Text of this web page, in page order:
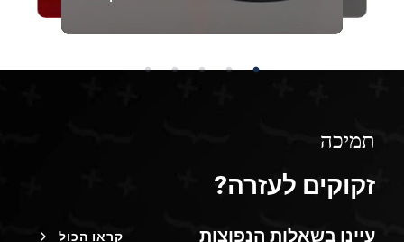
תמיכה
זקוקים לעזרה?
עיינו בשאלות הנפוצות קראו הכול